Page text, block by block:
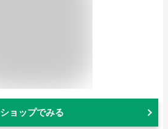
ショップでみる